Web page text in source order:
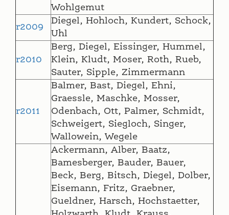
Wohlgemut
r2009
Diegel, Hohloch, Kundert, Schock,
Uhl
r2010
Berg, Diegel, Eissinger, Hummel,
Klein, Kludt, Moser, Roth, Rueb,
Sauter, Sipple, Zimmermann
r2011
Balmer, Bast, Diegel, Ehni,
Graessle, Maschke, Mosser,
Odenbach, Ott, Palmer, Schmidt,
Schweigert, Siegloch, Singer,
Wallowein, Wegele
Ackermann, Alber, Baatz,
Bamesberger, Bauder, Bauer,
Beck, Berg, Bitsch, Diegel, Dolber,
Eisemann, Fritz, Graebner,
Gueldner, Harsch, Hochstaetter,